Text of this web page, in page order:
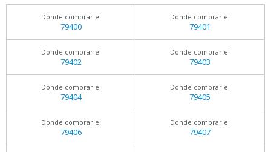
Donde comprar el
79400
Donde comprar el
79401
Donde comprar el
79402
Donde comprar el
79403
Donde comprar el
79404
Donde comprar el
79405
Donde comprar el
79406
Donde comprar el
79407